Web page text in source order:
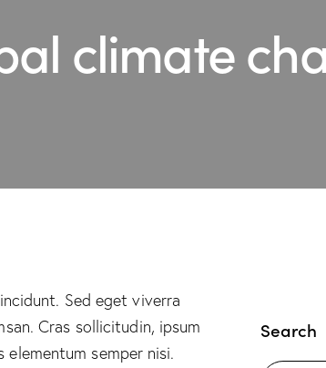
climate
Sed eget viverra
Cras sollicitudin, ipsum
semper nisi.
Search